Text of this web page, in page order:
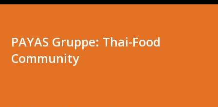
PAYAS Gruppe: Thai-Food
Community